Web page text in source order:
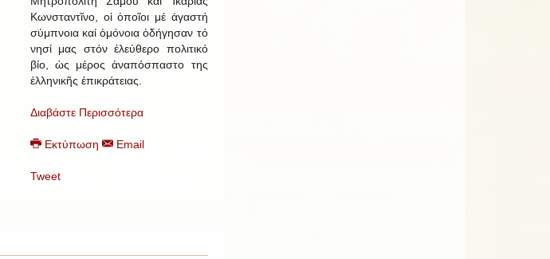
Κωνσταντῖνο, οἱ ὁποῖοι μέ ἀγαστή
σύμπνοια καί ὁμόνοια ὁδήγησαν τό
νησί μας στόν ἐλεύθερο πολιτικό
βίο, ὡς μέρος ἀναπόσπαστο της
ἑλληνικῆς ἐπικράτειας.
Διαβάστε Περισσότερα
Εκτύπωση Email
Tweet